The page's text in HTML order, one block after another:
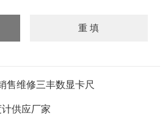
售维修三丰数显卡尺
供应厂家